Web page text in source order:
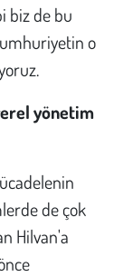
biz de bu
o
yönetim
de çok
Hilvan'a